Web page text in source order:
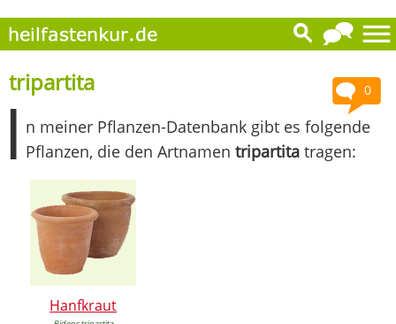
0
tripartita
I n meiner Pflanzen-Datenbank gibt es folgende
Pflanzen, die den Artnamen tripartita tragen:
Hanfkraut